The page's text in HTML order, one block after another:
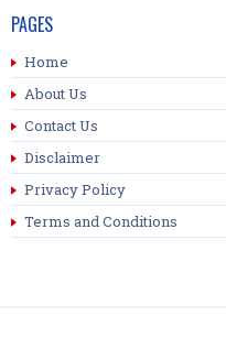
PAGES
Home
About Us
Contact Us
Disclaimer
Privacy Policy
Terms and Conditions